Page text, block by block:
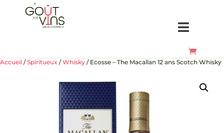
Accueil /Spiritueux /Whisky / Ecosse – The Macallan 12 ans Scotch Whisky